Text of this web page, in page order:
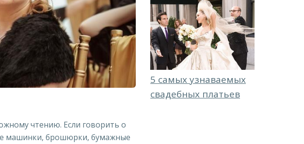
чтению. Если говорить о
машинки, брошюрки, бумажные
5 самых узнаваемых
свадебных платьев